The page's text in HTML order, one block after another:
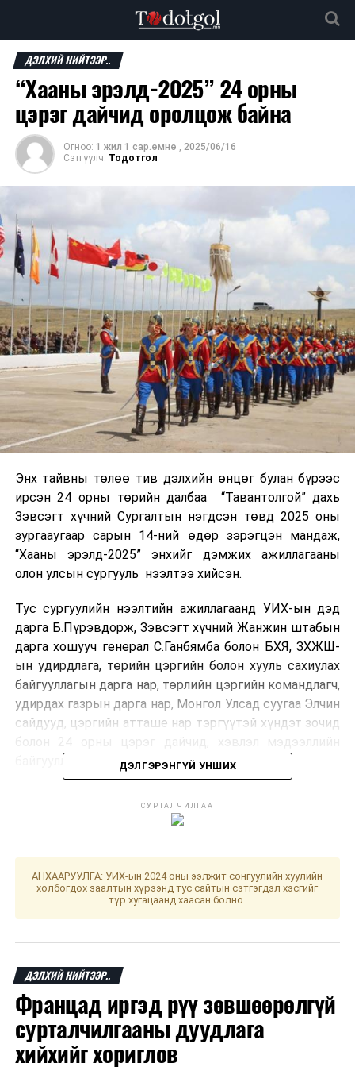
ДЭЛХИЙ НИЙТЭЭР..
“Хааны эрэлд-2025” 24 орны
цэрэг дайчид оролцож байна
Огноо: 1 жил 1 сар.өмнө , 2025/06/16
Сэтгүүлч: Тодотгол
Энх тайвны төлөө тив дэлхийн өнцөг булан бүрээс
ирсэн 24 орны төрийн далбаа “Тавантолгой” дахь
Зэвсэгт хүчний Сургалтын нэгдсэн төвд 2025 оны
зургааугаар сарын 14-ний өдөр зэрэгцэн мандаж,
“Хааны эрэлд-2025” энхийг дэмжих ажиллагааны
олон улсын сургууль нээлтээ хийсэн.
Тус сургуулийн нээлтийн ажиллагаанд УИХ-ын дэд
дарга Б.Пүрэвдорж, Зэвсэгт хүчний Жанжин штабын
дарга хошууч генерал С.Ганбямба болон БХЯ, ЗХЖШ-
ын удирдлага, төрийн цэргийн болон хууль сахиулах
байгууллагын дарга нар, төрлийн цэргийн командлагч,
удирдах газрын дарга нар, Монгол Улсад суугаа Элчин
сайдууд, цэргийн атташе нар тэргүүтэй хүндэт зочид
байгууллагын төлөөлөл оролцлоо.
УИХ-ын дэд дарга Б.Пүрэвдорж тус сургуулийн
нээлтийн ажиллагааны үеэр хэлсэн үгэндээ “Дэлхийн
ДЭЛГЭРЭНГҮЙ УНШИХ
СУРТАЛЧИЛГАА
АНХААРУУЛГА: УИХ-ын 2024 оны ээлжит сонгуулийн хуулийн
холбогдох заалтын хүрээнд тус сайтын сэтгэгдэл хэсгийг
түр хугацаанд хаасан болно.
ДЭЛХИЙ НИЙТЭЭР..
Францад иргэд рүү зөвшөөрөлгүй
сурталчилгааны дуудлага
хийхийг хориглов